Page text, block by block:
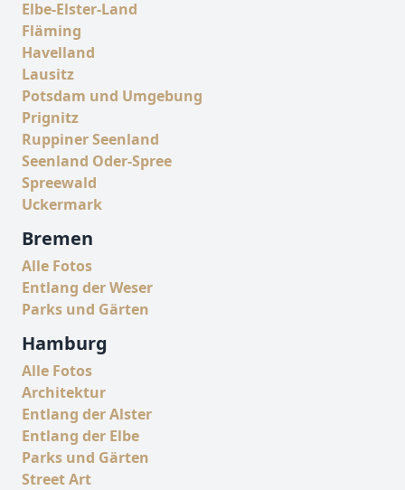
Elbe-Elster-Land
Fläming
Havelland
Lausitz
Potsdam und Umgebung
Prignitz
Ruppiner Seenland
Seenland Oder-Spree
Spreewald
Uckermark
Bremen
Alle Fotos
Entlang der Weser
Parks und Gärten
Hamburg
Alle Fotos
Architektur
Entlang der Alster
Entlang der Elbe
Parks und Gärten
Street Art